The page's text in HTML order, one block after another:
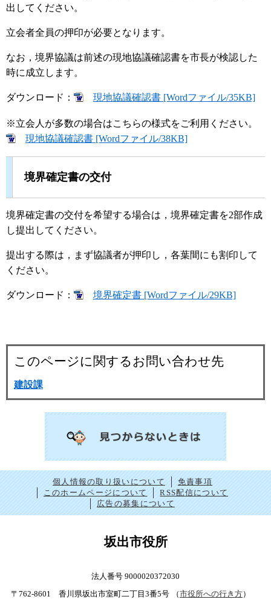
出してください。
立会者全員の押印が必要となります。
なお，境界協議は前述の現地協議確認書を市長が検認した
時に成立します。
ダウンロード： 現地協議確認書 [Wordファイル/35KB]
※立会人が多数の場合はこちらの様式をご利用ください。
現地協議確認書 [Wordファイル/38KB]
境界確定書の交付
境界確定書の交付を希望する場合は，境界確定書を2部作成
し提出してください。
提出する際は，まず協議者が押印し，各葉間にも割印して
ください。
ダウンロード： 境界確定書 [Wordファイル/29KB]
このページに関するお問い合わせ先
建設課
個人情報の取り扱いについて
免責事項
このホームページについて
RSS配信について
広告の募集について
坂出市役所
法人番号 9000020372030
〒762-8601 香川県坂出市室町二丁目3番5号
（市役所への行き方）